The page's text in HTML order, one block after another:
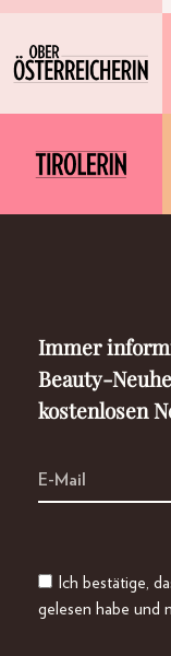
Immer
Beauty-
kostenlosen
Ich bestätige,
gelesen habe und